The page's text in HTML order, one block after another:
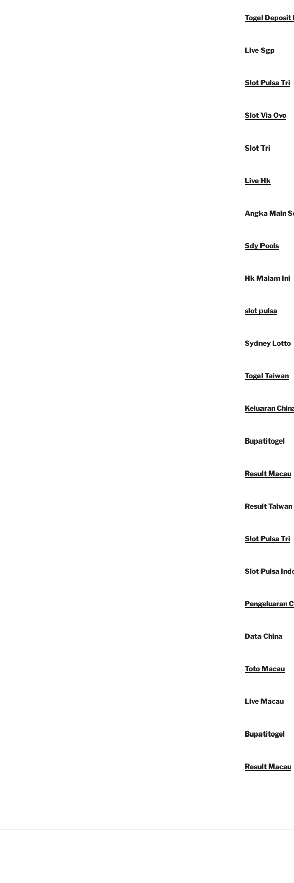
Togel Deposit
Live Sgp
Slot Pulsa Tri
Slot Via Ovo
Slot Tri
Live Hk
Angka Main
Sdy Pools
Hk Malam Ini
slot pulsa
Sydney Lotto
Togel Taiwan
Keluaran
Bupatitogel
Result Macau
Result Taiwan
Slot Pulsa Tri
Slot Pulsa
Pengeluaran
Data China
Toto Macau
Live Macau
Bupatitogel
Result Macau